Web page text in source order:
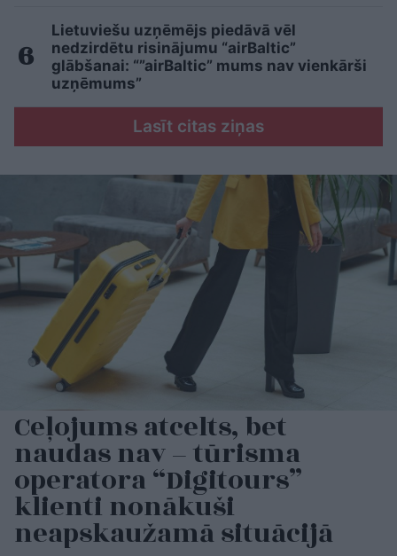
Lietuviešu uzņēmējs piedāvā vēl
nedzirdētu risinājumu “airBaltic”
glābšanai: “”airBaltic” mums nav vienkārši
uzņēmums”
Lasīt citas ziņas
Ceļojums atcelts, bet
naudas nav – tūrisma
operatora “Digitours”
klienti nonākuši
neapskaužamā situācijā